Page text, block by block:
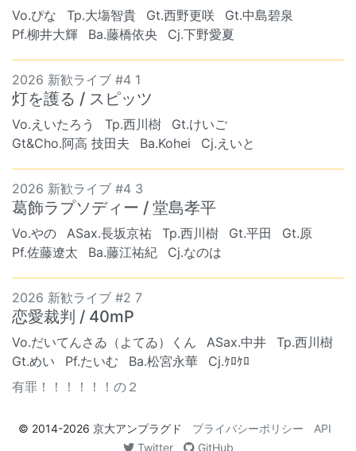
Vo.ぴな Tp.大塲智貴 Gt.西野更咲
Gt.中島碧泉
Pf.柳井大輝
Ba.藤橋依央 Cj.下野愛夏
2026 新歓ライブ #4 1
灯を護る / スピッツ
Vo.えいたろう Tp.西川樹
Gt.けいご
Gt&Cho.阿高 技田夫
Ba.Kohei Cj.えいと
2026 新歓ライブ #4 3
葛飾ラプソディー / 堂島孝平
Vo.やの ASax.長坂京祐 Tp.西川樹 Gt.平田
Gt.原
Pf.佐藤遼太
Ba.藤江祐紀 Cj.なのは
2026 新歓ライブ #2 7
恋愛裁判 / 40mP
Vo.だいてんさゐ（よてゐ）くん ASax.中井
Tp.西川樹
Gt.めい
Pf.たいむ Ba.松宮永華
Cj.ｹﾛｹﾛ
有罪！！！！！！の２
© 2014-2026 京大アンプラグド プライバシーポリシー
API
Twitter
GitHub